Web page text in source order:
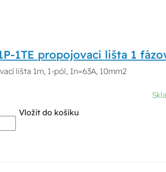
1TE propojovací lišta 1
lišta 1m, 1-pól, In=63A, 10mm2
Vložit do košíku